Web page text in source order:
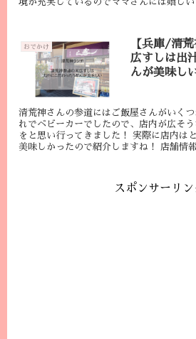
おでかけ
【兵庫/清
広すしは出
んが美味し
清荒神さんの参道にはご飯屋さんがいく
れでベビーカーでしたので、店内が広そ
をと思い行ってきました！ 実際に店内は
美味しかったので紹介しますね！ 店舗情
スポンサーリン